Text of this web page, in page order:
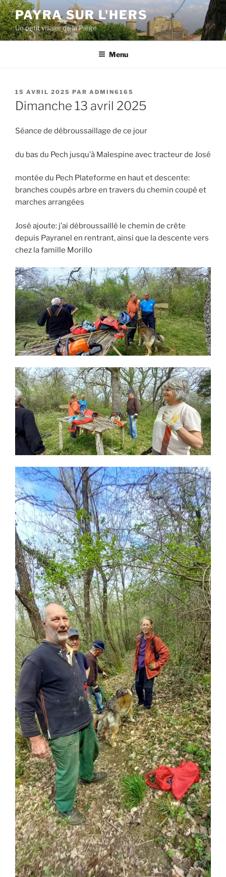
Aller
au
contenu
principal
PAYRA SUR L'HERS
Un petit village de la Piège
Menu
PUBLIÉ
LE
15 AVRIL 2025 PAR ADMIN6165
Dimanche 13 avril 2025
Séance de débroussaillage de ce jour
du bas du Pech jusqu’à Malespine avec tracteur de José
montée du Pech Plateforme en haut et descente:
branches coupés arbre en travers du chemin coupé et
marches arrangées
José ajoute: j’ai débroussaillé le chemin de crête
depuis Payranel en rentrant, ainsi que la descente vers
chez la famille Morillo